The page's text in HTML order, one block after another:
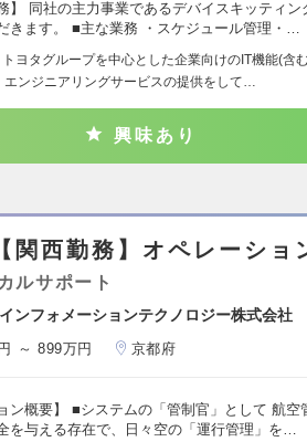
】 同社の主力事業であるデバイスキッティ
きます。 ■主な業務 ・スケジュール管理・…
トヨタグループを中心とした企業向けのIT機能(含
エンジニアリングサービスの提供をして…
興味あり
【関西勤務】オペレーショ
ルサポート
ンフォメーションテクノロジー株式会社
～ 899万円 京都府
ン概要】 ■システムの「管制官」として 航空
を与える存在で、日々空の「運行管理」を…